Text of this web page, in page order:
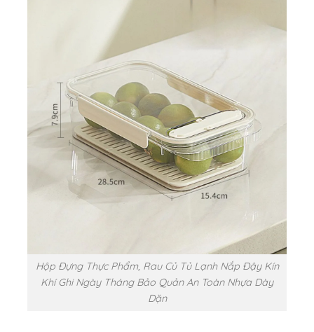
Hộp Đựng Thực Phẩm, Rau Củ Tủ Lạnh Nắp Đậy Kín
Khí Ghi Ngày Tháng Bảo Quản An Toàn Nhựa Dày
Dặn